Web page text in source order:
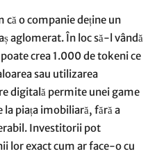
că o companie deține un
aglomerat. În loc să-l vândă
crea 1.000 de tokeni ce
sau utilizarea
digitală permite unei game
piața imobiliară, fără a
Investitorii pot
lor exact cum ar face-o cu